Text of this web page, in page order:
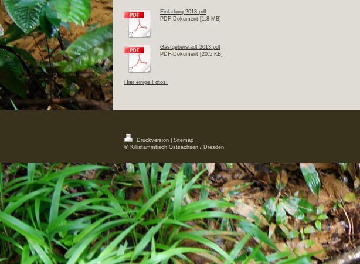
Einladung 2013.pdf
PDF-Dokument [1.8 MB]
Gastgeberstadt 2013.pdf
PDF-Dokument [20.5 KB]
Hier einige Fotos:
Druckversion
Sitemap
© Killistammtisch Ostsachsen / Dresden